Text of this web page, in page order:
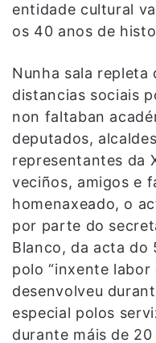
entidade cultural
os 40 anos de
Nunha sala repleta
distancias sociais
non faltaban
deputados,
representantes da
veciños, amigos e
homenaxeado, o
por parte do
Blanco, da acta do
polo “inxente
desenvolveu
especial polos
durante máis de